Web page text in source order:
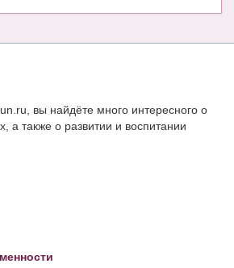
вы найдёте много интересного о
а также о развитии и воспитании